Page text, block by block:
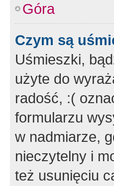
Góra
Czym są
Uśmieszki,
użyte do
radość, :(
formularzu
w nadmiarze,
nieczytelny i
też usunięciu